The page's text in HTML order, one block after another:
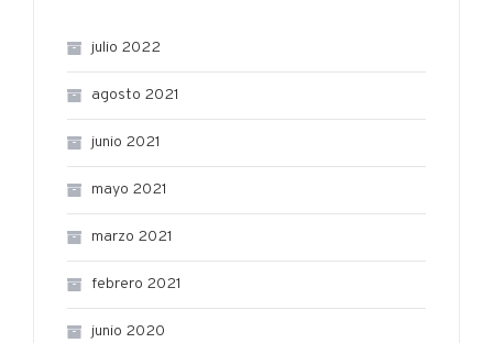
julio 2022
agosto 2021
junio 2021
mayo 2021
marzo 2021
febrero 2021
junio 2020